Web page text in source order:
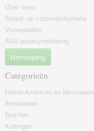
Over ssies
Betaal- en verzendinformatie
Voorwaarden
AVG privacyverklaring
Herroeping
Categorieën
Native American en Mexicaans
Armbanden
Broches
Kettingen